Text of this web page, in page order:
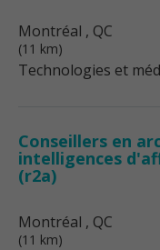
Montréal , QC
(11 km)
Technologies et
Conseillers en
intelligences
(r2a)
Montréal , QC
(11 km)